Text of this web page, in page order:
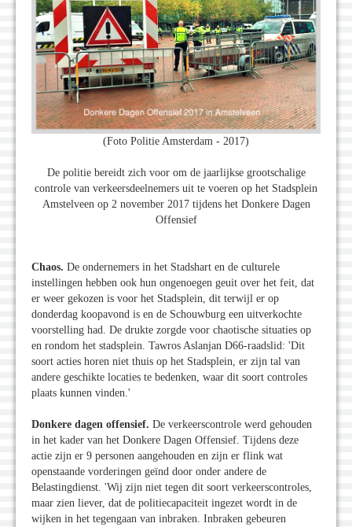
(Foto Politie Amsterdam - 2017)
De politie bereidt zich voor om de jaarlijkse grootschalige
controle van verkeersdeelnemers uit te voeren op het Stadsplein
Amstelveen op 2 november 2017 tijdens het Donkere Dagen
Offensief
Chaos. De ondernemers in het Stadshart en de culturele
instellingen hebben ook hun ongenoegen geuit over het feit, dat
er weer gekozen is voor het Stadsplein, dit terwijl er op
donderdag koopavond is en de Schouwburg een uitverkochte
voorstelling had. De drukte zorgde voor chaotische situaties op
en rondom het stadsplein. Tawros Aslanjan D66-raadslid: 'Dit
soort acties horen niet thuis op het Stadsplein, er zijn tal van
andere geschikte locaties te bedenken, waar dit soort controles
plaats kunnen vinden.'
Donkere dagen offensief. De verkeerscontrole werd gehouden
in het kader van het Donkere Dagen Offensief. Tijdens deze
actie zijn er 9 personen aangehouden en zijn er flink wat
openstaande vorderingen geïnd door onder andere de
Belastingdienst. 'Wij zijn niet tegen dit soort verkeerscontroles,
maar zien liever, dat de politiecapaciteit ingezet wordt in de
wijken in het tegengaan van inbraken. Inbraken gebeuren